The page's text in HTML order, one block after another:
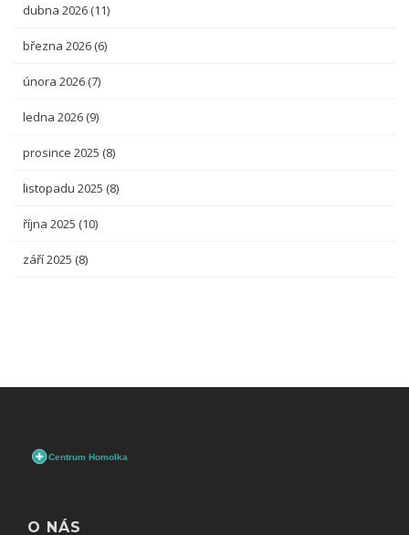
dubna 2026 (11)
března 2026 (6)
února 2026 (7)
ledna 2026 (9)
prosince 2025 (8)
listopadu 2025 (8)
října 2025 (10)
září 2025 (8)
O NÁS